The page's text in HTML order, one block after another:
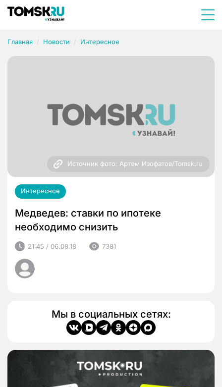
Главная Новости Интересное
Источник фото: Артем Изофатов/Tomsk.ru
Интересное
Медведев: ставки по ипотеке
необходимо снизить
21:45 / 06.08.18 7381
Мы в социальных сетях: